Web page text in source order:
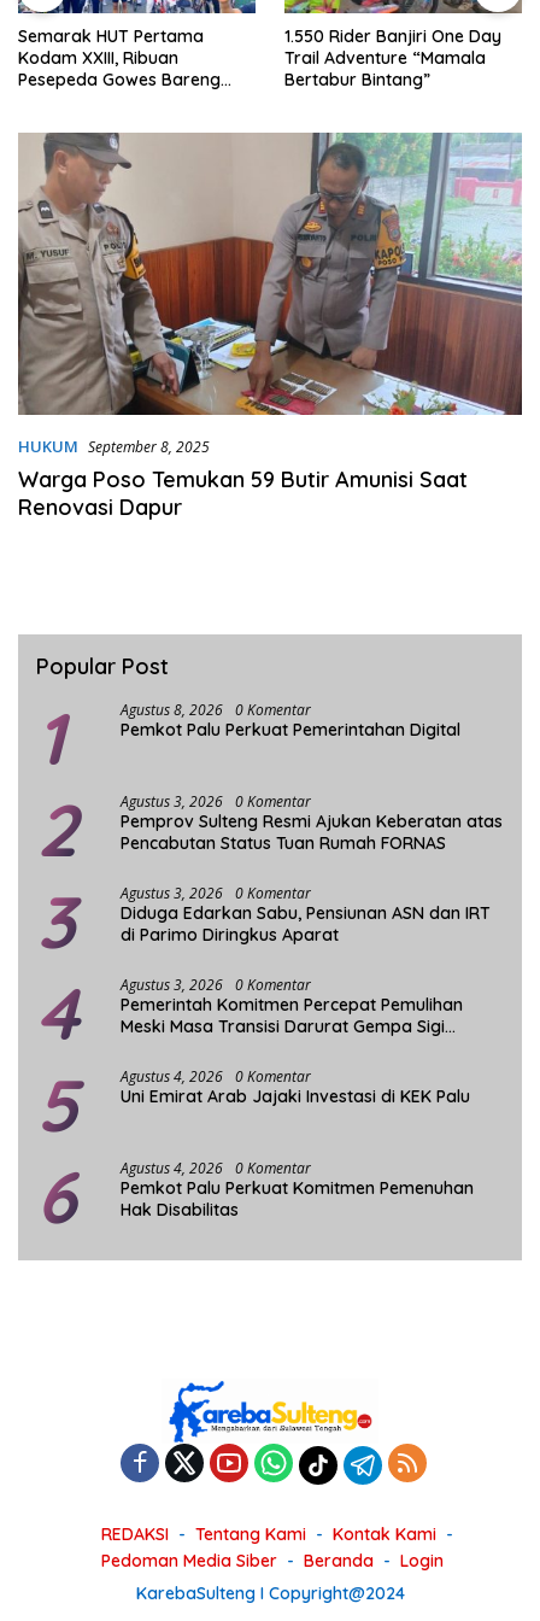
Semarak HUT Pertama
Kodam XXIII, Ribuan
Pesepeda Gowes Bareng
1.550 Rider Banjiri One Day
Trail Adventure “Mamala
Bertabur Bintang”
HUKUM September 8, 2025
Warga Poso Temukan 59 Butir Amunisi Saat
Renovasi Dapur
Popular Post
1 Agustus 8, 2026 0 Komentar
Pemkot Palu Perkuat Pemerintahan Digital
2 Agustus 3, 2026 0 Komentar
Pemprov Sulteng Resmi Ajukan Keberatan atas
Pencabutan Status Tuan Rumah FORNAS
3 Agustus 3, 2026 0 Komentar
Diduga Edarkan Sabu, Pensiunan ASN dan IRT
di Parimo Diringkus Aparat
4 Agustus 3, 2026 0 Komentar
Pemerintah Komitmen Percepat Pemulihan
Meski Masa Transisi Darurat Gempa Sigi
5 Agustus 4, 2026 0 Komentar
Uni Emirat Arab Jajaki Investasi di KEK Palu
6 Agustus 4, 2026 0 Komentar
Pemkot Palu Perkuat Komitmen Pemenuhan
Hak Disabilitas
REDAKSI Tentang Kami
Kontak Kami
Pedoman Media Siber
Beranda
Login
KarebaSulteng I Copyright@2024